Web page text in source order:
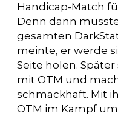
Handicap-Match
Denn dann
gesamten
meinte, er werde
Seite holen.
mit OTM und
schmackhaft. Mit
OTM im Kampf